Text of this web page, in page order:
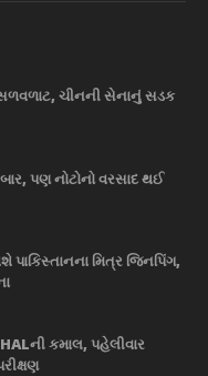
સળવળાટ, ચીનની સેનાનું સડક
પણ નોટોનો વરસાદ થઈ
મિત્ર જિનપિંગ,
કમાલ, પહેલીવાર